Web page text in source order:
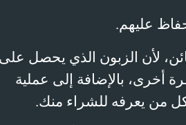
عليهم.
لأن الزبون الذي يحصل
أخرى، بالإضافة إلى عملية
من يعرفه للشراء منك.